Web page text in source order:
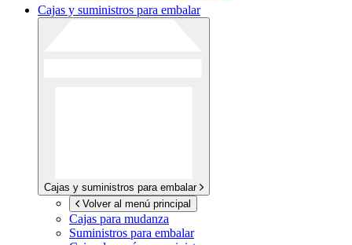
Cajas y suministros para embalar
Cajas y suministros para embalar
Volver al menú principal
Cajas para mudanza
Suministros para embalar